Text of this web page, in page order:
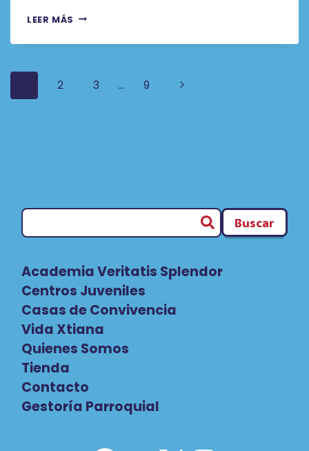
LEER MÁS EL
DE
ALEGRA
Navegación
De
2 3 … 9
Siguiente
Buscar
Academia Veritatis Splendor
Centros Juveniles
Casas de Convivencia
Vida Xtiana
Quienes Somos
Tienda
Contacto
Gestoría Parroquial